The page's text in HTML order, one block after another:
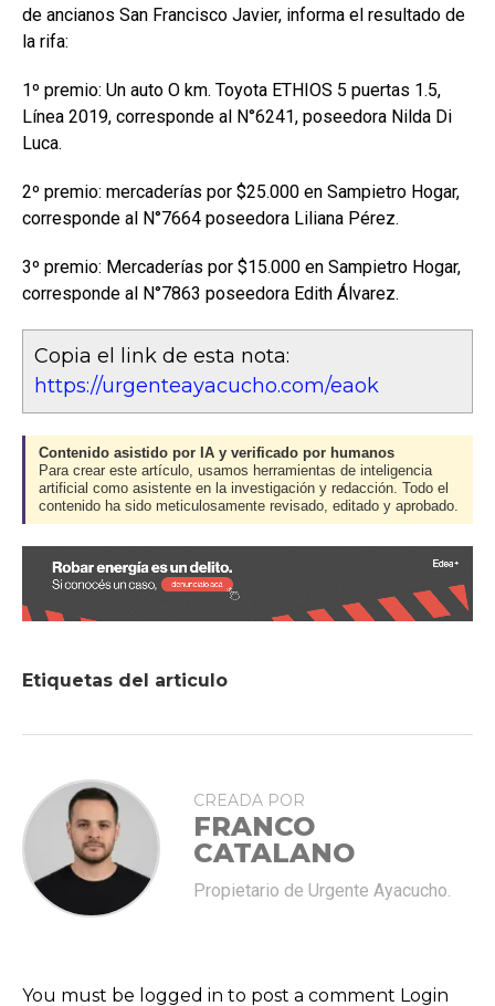
de ancianos San Francisco Javier, informa el resultado de
la rifa:
1º premio: Un auto O km. Toyota ETHIOS 5 puertas 1.5,
Línea 2019, corresponde al N°6241, poseedora Nilda Di
Luca.
2º premio: mercaderías por $25.000 en Sampietro Hogar,
corresponde al N°7664 poseedora Liliana Pérez.
3º premio: Mercaderías por $15.000 en Sampietro Hogar,
corresponde al N°7863 poseedora Edith Álvarez.
Copia el link de esta nota:
https://urgenteayacucho.com/eaok
Contenido asistido por IA y verificado por humanos
Para crear este artículo, usamos herramientas de inteligencia
artificial como asistente en la investigación y redacción. Todo el
contenido ha sido meticulosamente revisado, editado y aprobado.
Etiquetas del articulo
CREADA POR
FRANCO
CATALANO
Propietario de Urgente Ayacucho.
You must be logged in to post a comment Login